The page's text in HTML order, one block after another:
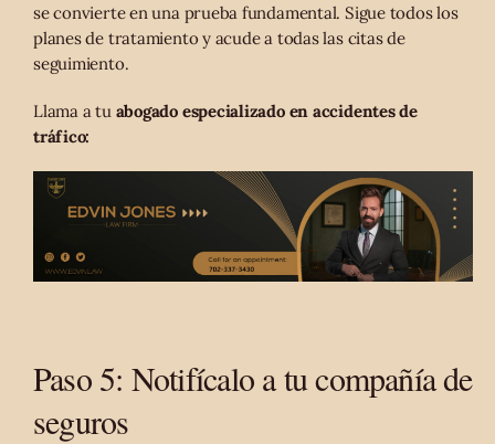
se convierte en una prueba fundamental. Sigue todos los
planes de tratamiento y acude a todas las citas de
seguimiento.
Llama a tu abogado especializado en accidentes de
tráfico:
Paso 5: Notifícalo a tu compañía de
seguros